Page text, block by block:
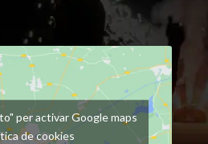
per activar Google maps
de cookies